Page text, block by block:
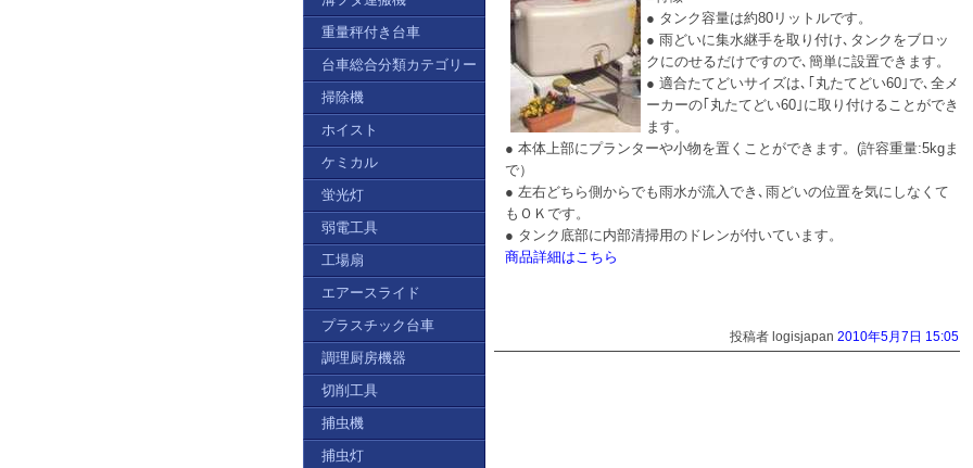
● タンク容量は約80リットルです。
● 雨どいに集水継手を取り付け､タンクをブロッ
クにのせるだけですので､簡単に設置できます。
● 適合たてどいサイズは､｢丸たてどい60｣で､全メ
ーカーの｢丸たてどい60｣に取り付けることができ
ます。
● 本体上部にプランターや小物を置くことができます。(許容重量:5kgま
で）
● 左右どちら側からでも雨水が流入でき､雨どいの位置を気にしなくて
もＯＫです。
● タンク底部に内部清掃用のドレンが付いています。
商品詳細はこちら
投稿者 logisjapan 2010年5月7日 15:05
重量秤付き台車
台車総合分類カテゴリー
掃除機
ホイスト
ケミカル
蛍光灯
弱電工具
工場扇
エアースライド
プラスチック台車
調理厨房機器
切削工具
捕虫機
捕虫灯